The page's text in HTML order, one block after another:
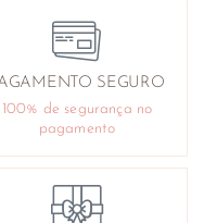
SEGURO
100% de segurança no
pagamento